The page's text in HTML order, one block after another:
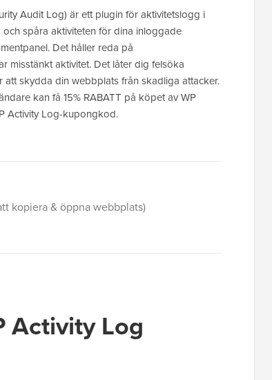
Audit Log) är ett plugin för aktivitetslogg i
spåra aktiviteten för dina inloggade
Det håller reda på
misstänkt aktivitet. Det låter dig felsöka
skydda din webbplats från skadliga attacker.
kan få 15% RABATT på köpet av WP
Activity Log-kupongkod.
kopiera & öppna webbplats)
Activity Log